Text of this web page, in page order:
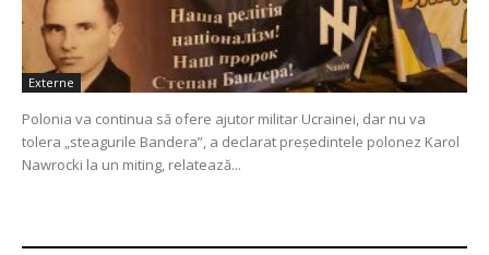
Externe
Polonia va continua să ofere ajutor militar Ucrainei, dar nu va
tolera „steagurile Bandera”, a declarat președintele polonez Karol
Nawrocki la un miting, relatează...